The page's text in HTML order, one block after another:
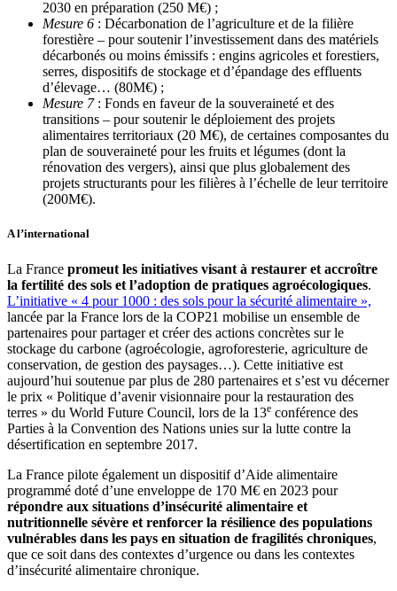
2030 en préparation (250 M€) ;
Mesure 6 : Décarbonation de l’agriculture et de la filière
forestière – pour soutenir l’investissement dans des matériels
décarbonés ou moins émissifs : engins agricoles et forestiers,
serres, dispositifs de stockage et d’épandage des effluents
d’élevage… (80M€) ;
Mesure 7: Fonds en faveur de la souveraineté et des
transitions – pour soutenir le déploiement des projets
alimentaires territoriaux (20 M€), de certaines composantes du
plan de souveraineté pour les fruits et légumes (dont la
rénovation des vergers), ainsi que plus globalement des
projets structurants pour les filières à l’échelle de leur territoire
(200M€).
A l’international
La France promeut les initiatives visant à restaurer et accroître
la fertilité des sols et l’adoption de pratiques agroécologiques.
L’initiative « 4 pour 1000 : des sols pour la sécurité alimentaire »,
lancée par la France lors de la COP21 mobilise un ensemble de
partenaires pour partager et créer des actions concrètes sur le
stockage du carbone (agroécologie, agroforesterie, agriculture de
conservation, de gestion des paysages…). Cette initiative est
aujourd’hui soutenue par plus de 280 partenaires et s’est vu décerner
le prix « Politique d’avenir visionnaire pour la restauration des
terres » du World Future Council, lors de la 13e conférence des
Parties à la Convention des Nations unies sur la lutte contre la
désertification en septembre 2017.
La France pilote également un dispositif d’Aide alimentaire
programmé doté d’une enveloppe de 170 M€ en 2023 pour
répondre aux situations d’insécurité alimentaire et
nutritionnelle sévère et renforcer la résilience des populations
vulnérables dans les pays en situation de fragilités chroniques,
que ce soit dans des contextes d’urgence ou dans les contextes
d’insécurité alimentaire chronique.